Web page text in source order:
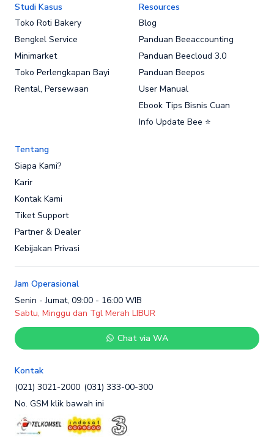
Studi Kasus
Toko Roti Bakery
Bengkel Service
Minimarket
Toko Perlengkapan Bayi
Rental, Persewaan
Resources
Blog
Panduan Beeaccounting
Panduan Beecloud 3.0
Panduan Beepos
User Manual
Ebook Tips Bisnis Cuan
Info Update Bee ⭐
Tentang
Siapa Kami?
Karir
Kontak Kami
Tiket Support
Partner & Dealer
Kebijakan Privasi
Jam Operasional
Senin - Jumat, 09:00 - 16:00 WIB
Sabtu, Minggu dan Tgl Merah LIBUR
Chat via WA
Kontak
(021) 3021-2000 (031) 333-00-300
No. GSM klik bawah ini